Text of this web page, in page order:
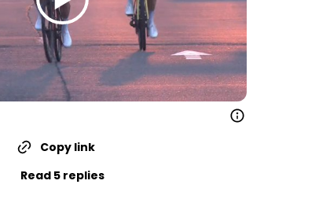
Copy link
Read 5 replies